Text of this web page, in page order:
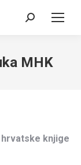
Search:
MHK
knjige